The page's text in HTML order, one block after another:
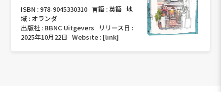
ISBN : 978-9045330310 言語 :英語 地
域 : オランダ
出版社 : BBNC Uitgevers
リリース日 :
2025年10月22日Website : [link]